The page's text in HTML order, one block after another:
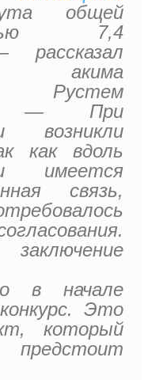
общей
7,4
акима
Рустем
— При
возникли
как вдоль
имеется
связь,
в начале
Это
который